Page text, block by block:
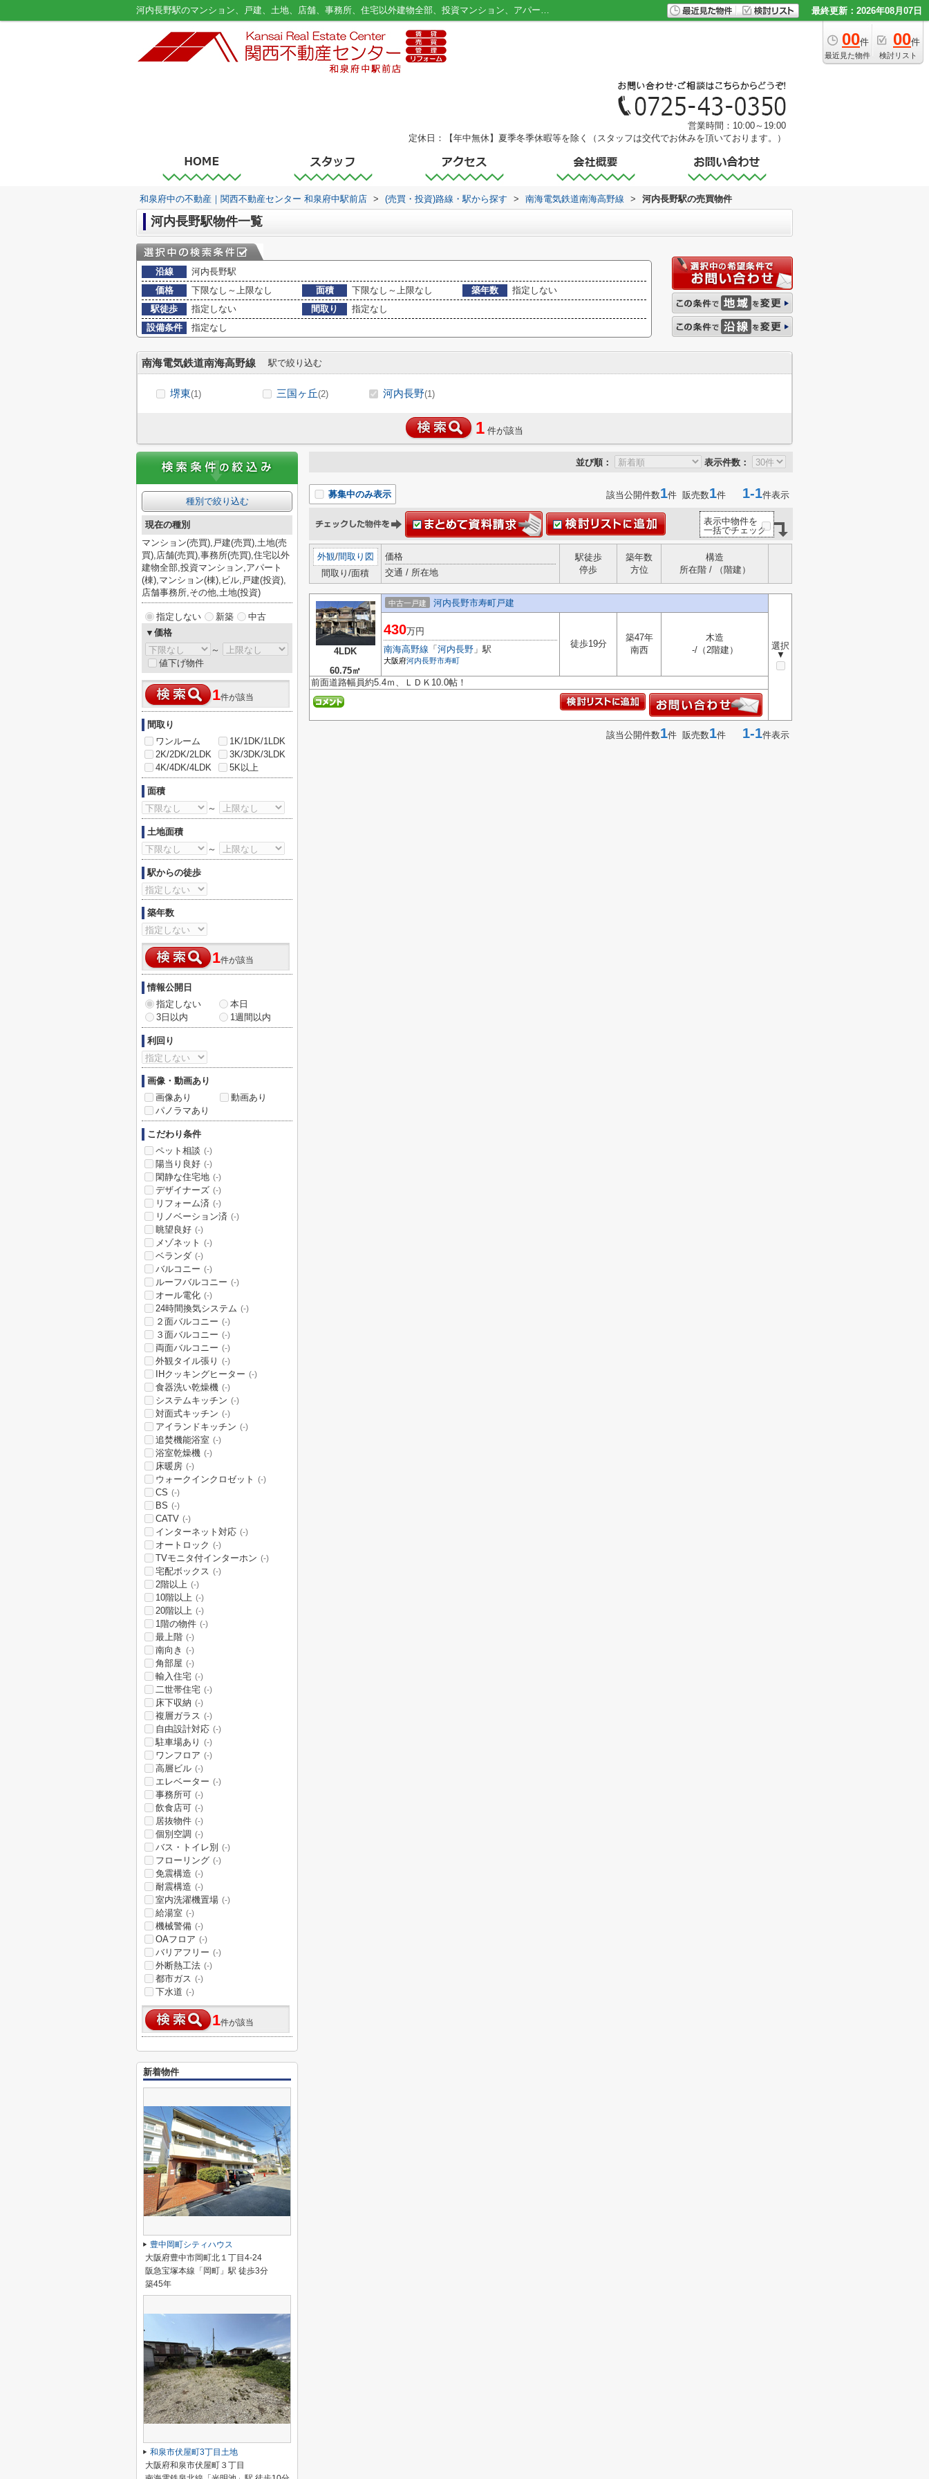
河内長野駅のマンション、戸建、土地、店舗、事務所、住宅以外建物全部、投資マンション、アパート(棟)、マンション(棟)、ビル、戸建、店舗事務所、その他、土地一覧｜和泉府中の不動産｜関西不動産センター 和泉府中駅前店 最終更新：2026年08月07日
00件
最近見た物件
00件
検討リスト
営業時間：10:00～19:00
定休日：【年中無休】夏季冬季休暇等を除く（スタッフは交代でお休みを頂いております。）
和泉府中の不動産｜関西不動産センター 和泉府中駅前店 > (売買・投資)路線・駅から探す > 南海電気鉄道南海高野線 > 河内長野駅の売買物件
河内長野駅物件一覧
沿線
河内長野駅
価格
下限なし～上限なし 面積 下限なし～上限なし 築年数
指定しない
駅徒歩
指定しない 間取り
指定なし
設備条件
指定なし
南海電気鉄道南海高野線 駅で絞り込む
堺東(1) 三国ヶ丘(2) 河内長野(1)
1 件が該当
並び順： 表示件数：
募集中のみ表示 該当公開件数1件 販売数1件 1-1件表示
表示中物件を
一括でチェック
外観/間取り図
間取り/面積
価格
交通 / 所在地
駅徒歩
停歩
築年数
方位
構造
所在階 / （階建）
4LDK
60.75㎡
中古一戸建 河内長野市寿町戸建
選択
▼
430万円
南海高野線 「 河内長野 」駅
大阪府河内長野市寿町
徒歩19分
築47年
南西
木造
-/（2階建）
前面道路幅員約5.4ｍ、ＬＤＫ10.0帖！
該当公開件数1件 販売数1件 1-1件表示
種別で絞り込む
現在の種別
マンション(売買),戸建(売買),土地(売
買),店舗(売買),事務所(売買),住宅以外
建物全部,投資マンション,アパート
(棟),マンション(棟),ビル,戸建(投資),
店舗事務所,その他,土地(投資)
指定しない 新築
中古
▼価格
～
値下げ物件
1件が該当
間取り
ワンルーム
1K/1DK/1LDK
2K/2DK/2LDK
3K/3DK/3LDK
4K/4DK/4LDK
5K以上
面積
～
土地面積
～
駅からの徒歩
築年数
1件が該当
情報公開日
指定しない
本日
3日以内
1週間以内
利回り
画像・動画あり
画像あり
動画あり
パノラマあり
こだわり条件
ペット相談 (-)
陽当り良好 (-)
閑静な住宅地 (-)
デザイナーズ (-)
リフォーム済 (-)
リノベーション済 (-)
眺望良好 (-)
メゾネット (-)
ベランダ (-)
バルコニー (-)
ルーフバルコニー (-)
オール電化 (-)
24時間換気システム (-)
２面バルコニー (-)
３面バルコニー (-)
両面バルコニー (-)
外観タイル張り (-)
IHクッキングヒーター (-)
食器洗い乾燥機 (-)
システムキッチン (-)
対面式キッチン (-)
アイランドキッチン (-)
追焚機能浴室 (-)
浴室乾燥機 (-)
床暖房 (-)
ウォークインクロゼット (-)
CS (-)
BS (-)
CATV (-)
インターネット対応 (-)
オートロック (-)
TVモニタ付インターホン (-)
宅配ボックス (-)
2階以上 (-)
10階以上 (-)
20階以上 (-)
1階の物件 (-)
最上階 (-)
南向き (-)
角部屋 (-)
輸入住宅 (-)
二世帯住宅 (-)
床下収納 (-)
複層ガラス (-)
自由設計対応 (-)
駐車場あり (-)
ワンフロア (-)
高層ビル (-)
エレベーター (-)
事務所可 (-)
飲食店可 (-)
居抜物件 (-)
個別空調 (-)
バス・トイレ別 (-)
フローリング (-)
免震構造 (-)
耐震構造 (-)
室内洗濯機置場 (-)
給湯室 (-)
機械警備 (-)
OAフロア (-)
バリアフリー (-)
外断熱工法 (-)
都市ガス (-)
下水道 (-)
1件が該当
新着物件
豊中岡町シティハウス
大阪府豊中市岡町北１丁目4-24
阪急宝塚本線「岡町」駅 徒歩3分
築45年
和泉市伏屋町3丁目土地
大阪府和泉市伏屋町３丁目